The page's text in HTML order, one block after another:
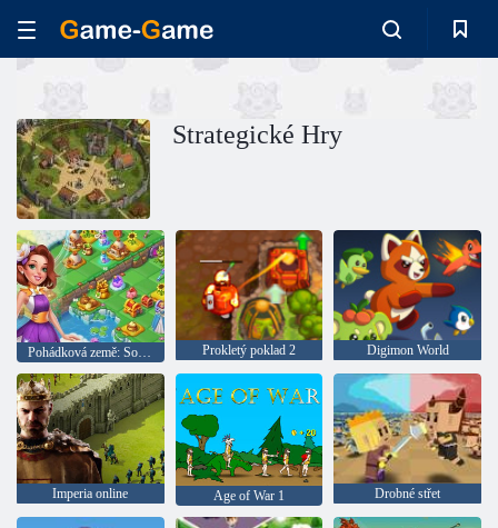
Strategické Hry
Pohádková země: Soutok a magie Prokletý poklad 2 Digimon World
Imperia online Age of War 1 Drobné střet